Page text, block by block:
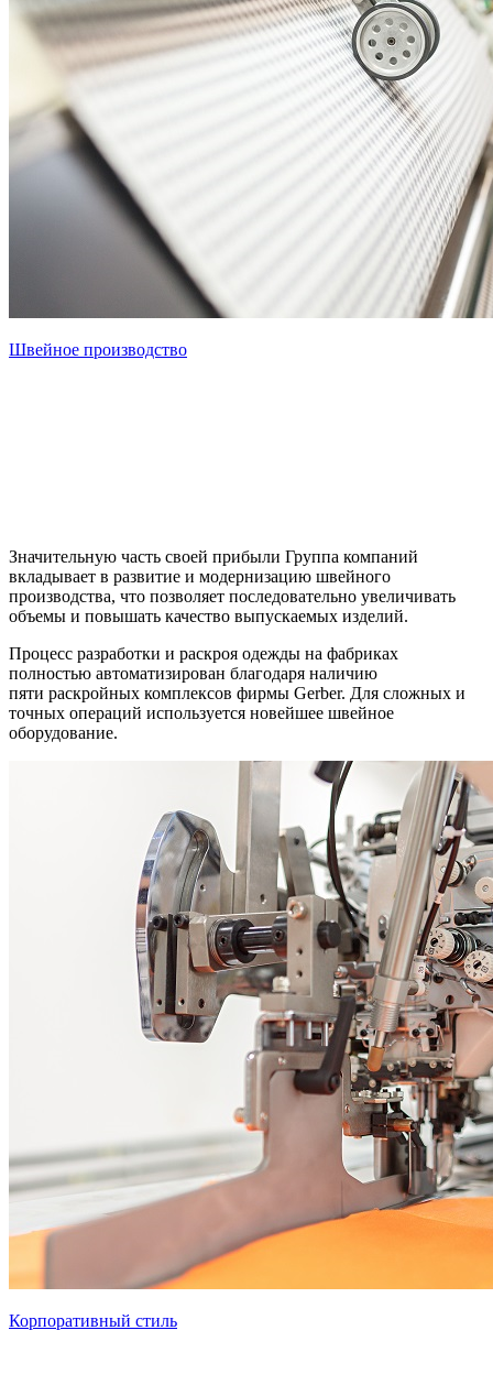
Швейное производство
Значительную часть своей прибыли Группа компаний
вкладывает в развитие и модернизацию швейного
производства, что позволяет последовательно увеличивать
объемы и повышать качество выпускаемых изделий.
Процесс разработки и раскроя одежды на фабриках
полностью автоматизирован благодаря наличию
пяти раскройных комплексов фирмы Gerber. Для сложных и
точных операций используется новейшее швейное
оборудование.
Корпоративный стиль